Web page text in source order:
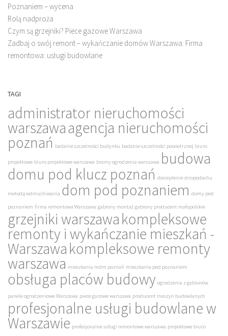
Poznaniem – wycena
Rolą nadproża
Czym są grzejniki? Piece gazowe Warszawa
Zadbaj o swój remont – wykańczanie domów Warszawa. Firma
remontowa: usługi budowlane
TAGI
administrator nieruchomości
warszawaagencja nieruchomości
poznań badanie szczelności budynku badanie szczelności powietrznej biuro
projektowe biuro projektowe warszawa bramy ogrodzenia warszawa budowa
domu pod klucz poznań docieplenie stropodachu
metodą wdmuchiwania dom pod poznaniem domy pod
poznaniem firma remontowa Warszawa gabiony montaż gabiony producent małopolskie
grzejniki warszawakompleksowe
remonty i wykańczanie mieszkań -
Warszawakompleksowe remonty
warszawa mieszkania mdm poznań mieszkania pod poznaniem
obsługa placów budowy ogrodzenia z gabionów
panele ogrodzeniowe Warszawa piece gazowe warszawa producent maszyn budowlanych
profesjonalne usługi budowlane w
Warszawie profesjonalne usługi remontowe warszawa projektowe biuro